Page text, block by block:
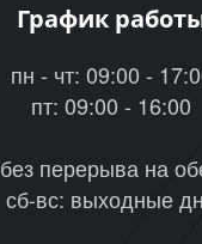
График
пн - чт: 09:00 -
пт: 09:00 - 16:00
без перерыва на
сб-вс: выходные